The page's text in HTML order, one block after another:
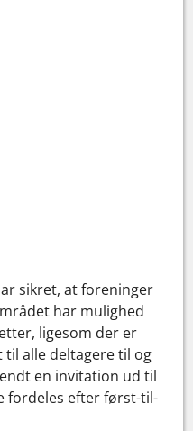
sikret, at foreninger
har mulighed
ligesom der er
alle deltagere til og
en invitation ud til
fordeles efter først-til-